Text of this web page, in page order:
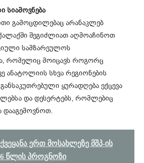
სიამოვნება
გამოცდილებაც არანაკლებ
შეგიძლიათ აღმოაჩინოთ
სამზარეულოს
რომელიც მოიცავს როგორც
ანატოლიის სხვა რეგიონების
ყურადღება ექცევა
და დესერტებს, რომლებიც
ერთ მოსახლეზე მშპ-ის
წლის პროგნოზი